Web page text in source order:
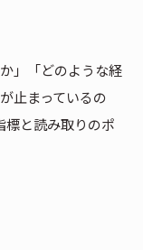
」「どのような経
止まっているの
標と読み取りのポ